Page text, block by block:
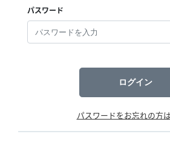
パスワード
ログイン
パスワードをお忘れの方